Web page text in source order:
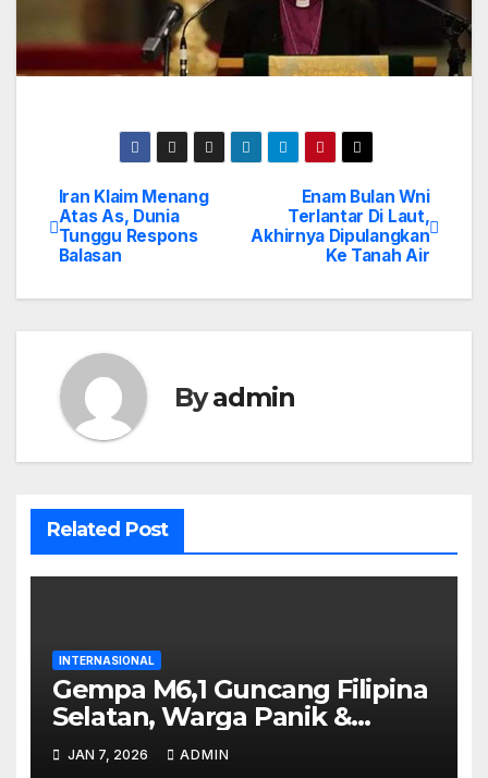
Post
navigation
Enam Bulan Wni
Terlantar Di Laut,
Akhirnya Dipulangkan
Ke Tanah Air
Iran Klaim Menang
Atas As, Dunia
Tunggu Respons
Balasan
Byadmin
Related Post
INTERNASIONAL
Gempa M6,1 Guncang Filipina
Selatan, Warga Panik &
Bangunan Rusak
JAN 7, 2026 ADMIN